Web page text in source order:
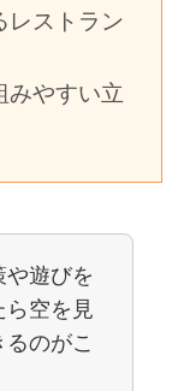
レストラン
みやすい立
遊びを
空を見
のがこ